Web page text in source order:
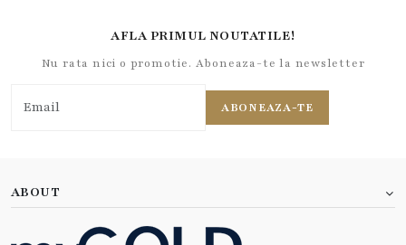
AFLA PRIMUL NOUTATILE!
Nu rata nici o promotie. Aboneaza-te la newsletter
ABONEAZA-TE
ABOUT